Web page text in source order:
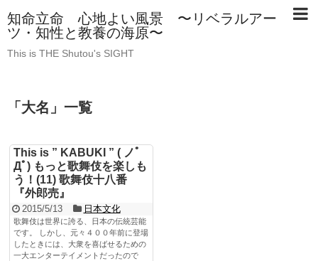
知命立命 心地よい風景 〜リベラルアー
ツ・知性と教養の海原〜
This is THE Shutou's SIGHT
「 大名 」 一覧
This is ” KABUKI ” ( ノﾟ
Дﾟ) もっと歌舞伎を楽しも
う！(11) 歌舞伎十八番
『外郎売』
2015/5/13 日本文化
歌舞伎は世界に誇る、日本の伝統芸能
です。 しかし、元々４００年前に登場
したときには、大衆を喜ばせるための
一大エンターテイメントだったので